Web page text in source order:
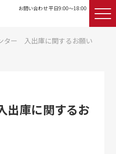
お問い合わせ 平日9:00〜18:00
ター 入出庫に関するお願い
庫に関するお